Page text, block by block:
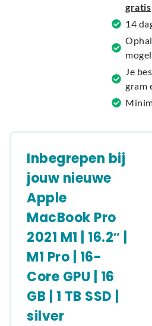
v
e
:
gratis
14
Je
gram
Inbegrepen bij
jouw nieuwe
Apple
MacBook Pro
2021 M1 | 16.2″ |
M1 Pro | 16-
Core GPU | 16
GB | 1 TB SSD |
silver